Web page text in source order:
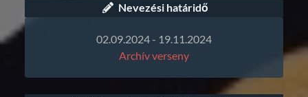
Nevezési határidő
02.09.2024 - 19.11.2024
Archív verseny